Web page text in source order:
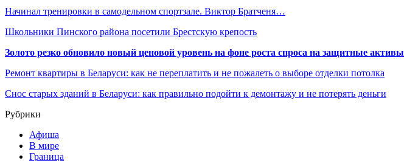
Начинал тренировки в самодельном спортзале. Виктор Братченя…
Школьники Пинского района посетили Брестскую крепость
Золото резко обновило новый ценовой уровень на фоне роста спроса на защитные активы
Ремонт квартиры в Беларуси: как не переплатить и не пожалеть о выборе отделки потолка
Снос старых зданий в Беларуси: как правильно подойти к демонтажу и не потерять деньги
Рубрики
Афиша
В мире
Граница